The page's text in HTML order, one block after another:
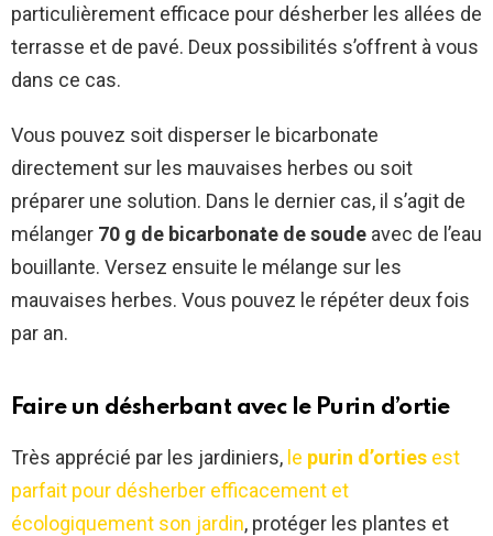
particulièrement efficace pour désherber les allées de
terrasse et de pavé. Deux possibilités s’offrent à vous
dans ce cas.
Vous pouvez soit disperser le bicarbonate
directement sur les mauvaises herbes ou soit
préparer une solution. Dans le dernier cas, il s’agit de
mélanger 70 g de bicarbonate de soude avec de l’eau
bouillante. Versez ensuite le mélange sur les
mauvaises herbes. Vous pouvez le répéter deux fois
par an.
Faire un désherbant avec le Purin d’ortie
Très apprécié par les jardiniers, le purin d’orties est
parfait pour désherber efficacement et
écologiquement son jardin, protéger les plantes et